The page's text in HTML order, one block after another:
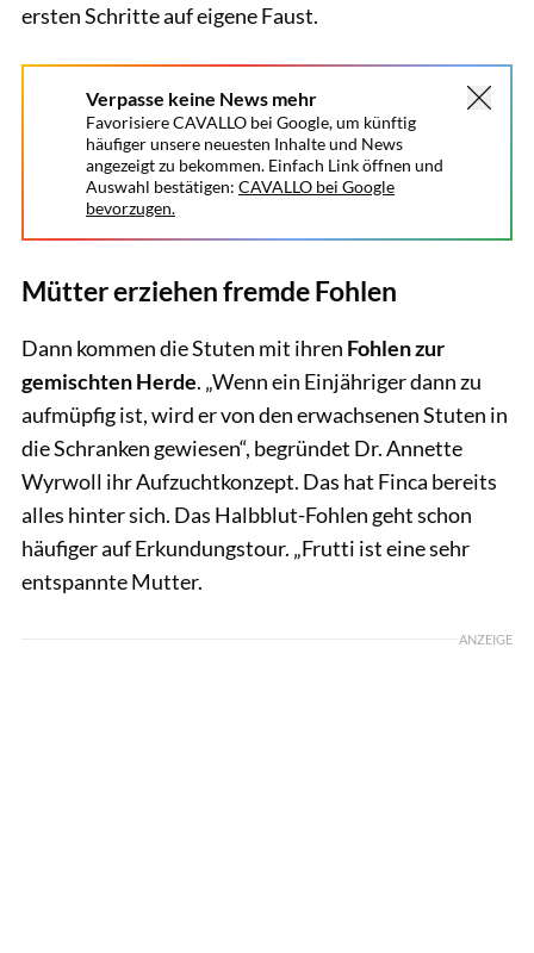
ersten Schritte auf eigene Faust.
Verpasse keine News mehr
Favorisiere CAVALLO bei Google, um künftig
häufiger unsere neuesten Inhalte und News
angezeigt zu bekommen. Einfach Link öffnen und
Auswahl bestätigen: CAVALLO bei Google
bevorzugen.
Mütter erziehen fremde Fohlen
Dann kommen die Stuten mit ihren Fohlen zur
gemischten Herde. „Wenn ein Einjähriger dann zu
aufmüpfig ist, wird er von den erwachsenen Stuten in
die Schranken gewiesen“, begründet Dr. Annette
Wyrwoll ihr Aufzuchtkonzept. Das hat Finca bereits
alles hinter sich. Das Halbblut-Fohlen geht schon
häufiger auf Erkundungstour. „Frutti ist eine sehr
entspannte Mutter.
ANZEIGE